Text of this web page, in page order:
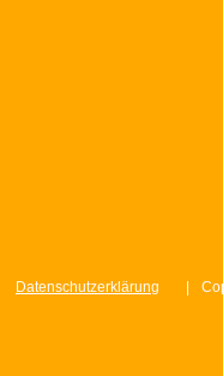
Datenschutzerklärung